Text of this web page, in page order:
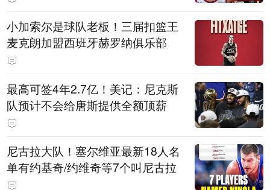
小加索尔是球队老板！三届扣篮王
麦克朗加盟西班牙赫罗纳俱乐部
最高可签4年2.7亿！美记：尼克斯
队预计不会给唐斯提供全额顶薪
尼古拉大队！塞尔维亚最新18人名
单有约基奇/约维奇等7个叫尼古拉